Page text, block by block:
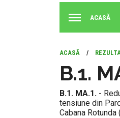
ACASĂ
ACASĂ /
B.1.
B.1. MA.1. -
tensiune din
Cabana